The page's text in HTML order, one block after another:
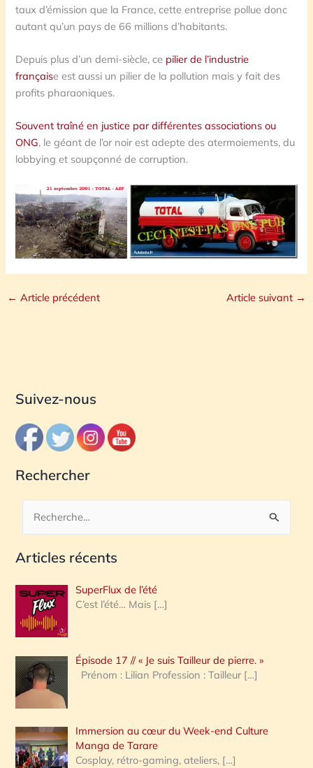
taux d’émission que la France, cette entreprise pollue donc
autant qu’un pays de 66 millions d’habitants.
Depuis plus d’un demi-siècle, ce pilier de l’industrie
française est aussi un pilier de la pollution mais y fait des
profits pharaoniques.
Souvent traîné en justice par différentes associations ou
ONG, le géant de l’or noir est adepte des atermoiements, du
lobbying et soupçonné de corruption.
← Article précédent Article suivant →
Suivez-nous
Rechercher
c
e
r
c
h
e
:
Articles récents
SuperFlux de l’été
C’est l’été… Mais […]
Épisode 17 // « Je suis Tailleur de pierre. »
Prénom : Lilian Profession : Tailleur […]
Immersion au cœur du Week-end Culture
Manga de Tarare
Cosplay, rétro-gaming, ateliers, […]